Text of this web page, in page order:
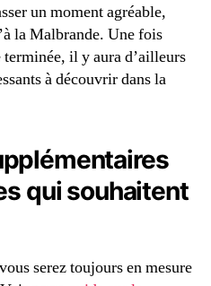
un moment agréable,
la Malbrande. Une fois
il y aura d’ailleurs
à découvrir dans la
qui souhaitent
serez toujours en mesure